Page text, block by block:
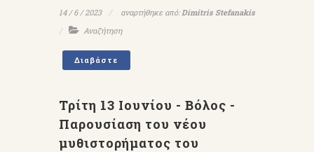
14 / 6 / 2023 αναρτήθηκε από:Dimitris Stefanakis
Αναζήτηση
Διαβάστε
Τρίτη 13 Ιουνίου - Βόλος -
Παρουσίαση του νέου
μυθιστορήματος του